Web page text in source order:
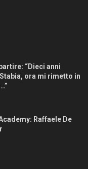
“Dieci anni
ora mi rimetto in
Raffaele De